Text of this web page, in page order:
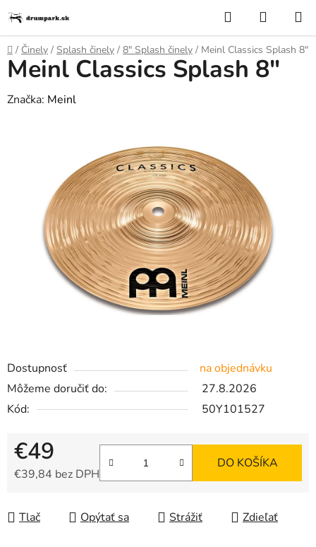
na
obsah
Hľadať
KOŠÍK
Domov
/ Činely / Splash činely / 8″ Splash činely / Meinl Classics Splash 8"
Dostupnosť
na objednávku
Môžeme doručiť do:
27.8.2026
Kód:
50Y101527
€49
€39,84 bez DPH
DO KOŠÍKA
Tlač Opýtať sa Strážiť Zdieľať
Meinl Classics Splash 8"
Značka: Meinl